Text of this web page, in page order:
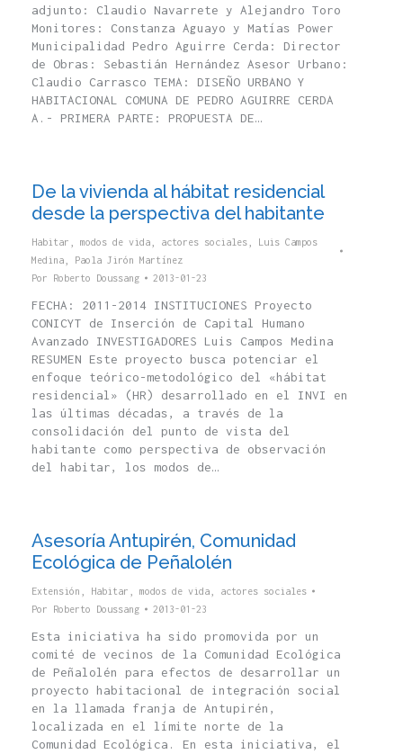
adjunto: Claudio Navarrete y Alejandro Toro
Monitores: Constanza Aguayo y Matías Power
Municipalidad Pedro Aguirre Cerda: Director
de Obras: Sebastián Hernández Asesor Urbano:
Claudio Carrasco TEMA: DISEÑO URBANO Y
HABITACIONAL COMUNA DE PEDRO AGUIRRE CERDA
A.- PRIMERA PARTE: PROPUESTA DE…
De la vivienda al hábitat residencial
desde la perspectiva del habitante
Habitar, modos de vida, actores sociales
Luis Campos
Medina
Paola Jirón Martínez
Por Roberto Doussang 2013-01-23
FECHA: 2011-2014 INSTITUCIONES Proyecto
CONICYT de Inserción de Capital Humano
Avanzado INVESTIGADORES Luis Campos Medina
RESUMEN Este proyecto busca potenciar el
enfoque teórico-metodológico del «hábitat
residencial» (HR) desarrollado en el INVI en
las últimas décadas, a través de la
consolidación del punto de vista del
habitante como perspectiva de observación
del habitar, los modos de…
Asesoría Antupirén, Comunidad
Ecológica de Peñalolén
Extensión
Habitar, modos de vida, actores sociales
Por Roberto Doussang 2013-01-23
Esta iniciativa ha sido promovida por un
comité de vecinos de la Comunidad Ecológica
de Peñalolén para efectos de desarrollar un
proyecto habitacional de integración social
en la llamada franja de Antupirén,
localizada en el límite norte de la
Comunidad Ecológica. En esta iniciativa, el